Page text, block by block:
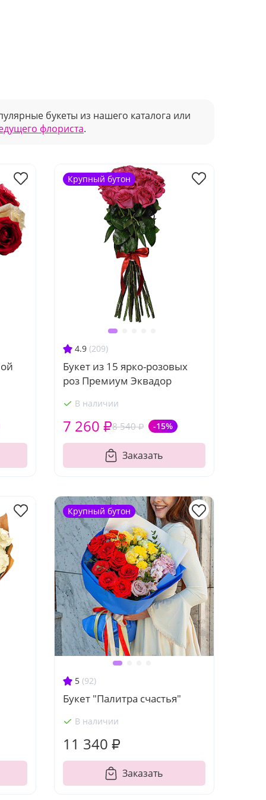
букеты из нашего каталога или
флориста.
4.9 (209)
Букет из 15 ярко-розовых
роз Премиум Эквадор
В наличии
8 540 ₽ -15%
7 260 ₽
Заказать
Крупный бутон
5 (92)
Букет "Палитра счастья"
В наличии
11 340 ₽
Заказать
Крупный бутон